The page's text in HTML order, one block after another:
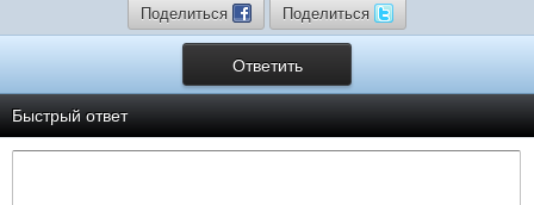
Поделиться Поделиться
Ответить
Быстрый ответ